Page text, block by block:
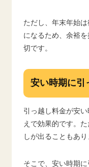
ただし、年末年始
になるため、余裕
切です。
安い時期に引
引っ越し料金が安
えで効果的です。
しが出ることもあり
そこで、安い時期